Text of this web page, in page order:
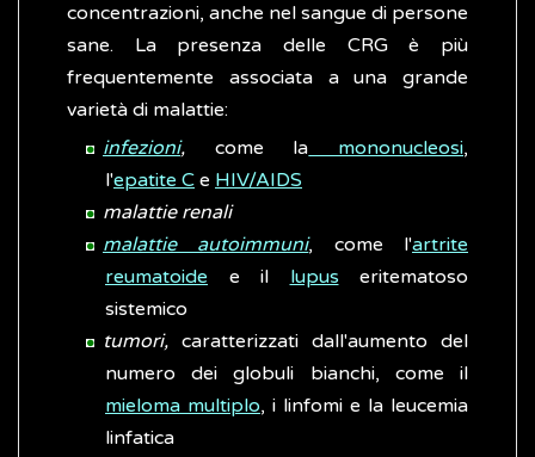
concentrazioni, anche nel sangue di persone
sane. La presenza delle CRG è più
frequentemente associata a una grande
varietà di malattie:
infezioni, come la mononucleosi,
l'epatite C e HIV/AIDS
malattie renali
malattie autoimmuni, come l'artrite
reumatoide e il lupus eritematoso
sistemico
tumori, caratterizzati dall'aumento del
numero dei globuli bianchi, come il
mieloma multiplo, i linfomi e la leucemia
linfatica